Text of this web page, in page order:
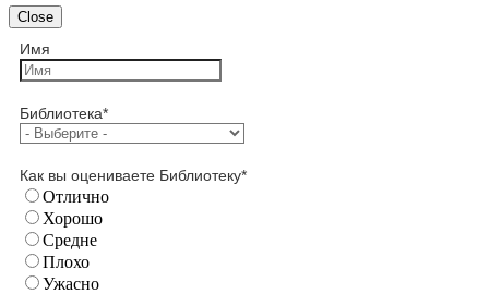
Close
Имя
Библиотека*
Как вы оцениваете Библиотеку*
Отлично
Хорошо
Средне
Плохо
Ужасно